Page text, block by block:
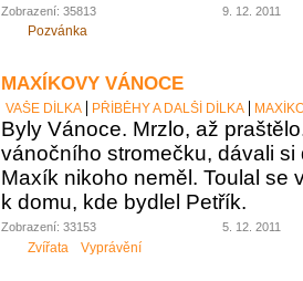
Zobrazení: 35813 9. 12. 2011
Pozvánka
MAXÍKOVY VÁNOCE
VAŠE DÍLKA PŘÍBĚHY A DALŠÍ DÍLKA
Byly Vánoce. Mrzlo, až
vánočního stromečku, dávali si
Maxík nikoho neměl. Toulal se
k domu, kde bydlel Petřík.
Zobrazení: 33153 5. 12. 2011
Zvířata Vyprávění